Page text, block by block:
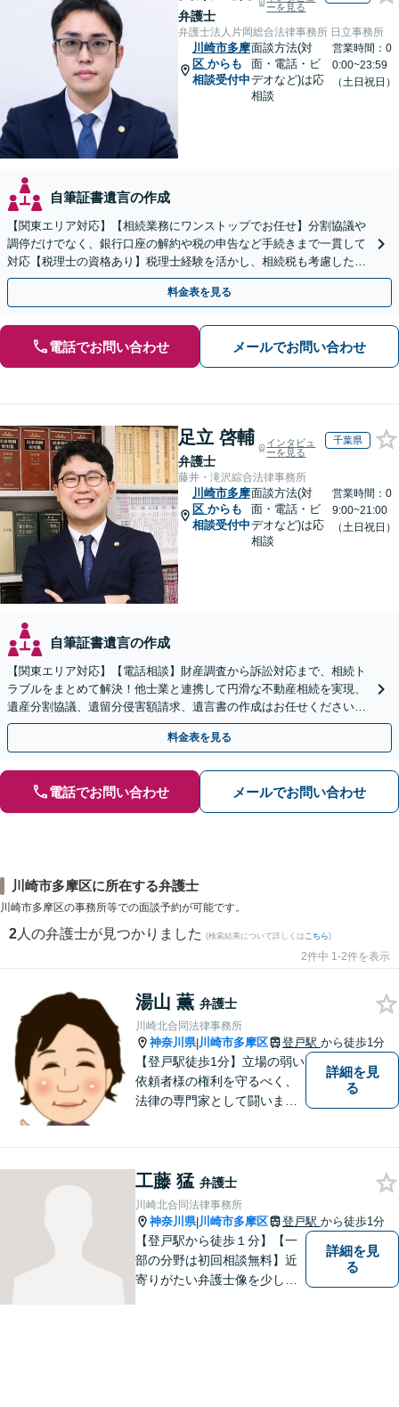
弁護士
ーを見る
弁護士法人片岡総合法律事務所 日立事務所
川崎市多摩
区 からも
相談受付中
面談方法(対
面・電話・ビ
デオなど)は応
相談
営業時間：0
0:00~23:59
（土日祝日）
自筆証書遺言の作成
【関東エリア対応】【相続業務にワンストップでお任せ】分割協議や
調停だけでなく、銀行口座の解約や税の申告など手続きまで一貫して
対応【税理士の資格あり】税理士経験を活かし、相続税も考慮した相
続手続きもお任せください【初回相談無料】生前贈与も対応
料金表を見る
電話でお問い合わせ メールでお問い合わせ
足立 啓輔
弁護士
インタビュ
ーを見る
千葉県
藤井・滝沢綜合法律事務所
川崎市多摩
区 からも
相談受付中
面談方法(対
面・電話・ビ
デオなど)は応
相談
営業時間：0
9:00~21:00
（土日祝日）
自筆証書遺言の作成
【関東エリア対応】【電話相談】財産調査から訴訟対応まで、相続ト
ラブルをまとめて解決！他士業と連携して円滑な不動産相続を実現、
遺産分割協議、遺留分侵害額請求、遺言書の作成はお任せください。
明確な料金体系【オンライン面談可能】
料金表を見る
電話でお問い合わせ メールでお問い合わせ
川崎市多摩区に所在する弁護士
川崎市多摩区の事務所等での面談予約が可能です。
2 人の弁護士が見つかりました (検索結果について詳しくは こちら)
2件中 1-2件を表示
湯山 薫 弁護士
川崎北合同法律事務所
神奈川県|川崎市多摩区 登戸駅 から徒歩1分
【登戸駅徒歩1分】立場の弱い
依頼者様の権利を守るべく、
法律の専門家として闘いま
件・刑事事件・労働事件な
ど、幅広く対応いたします。
詳細を見
る
工藤 猛 弁護士
川崎北合同法律事務所
神奈川県|川崎市多摩区 登戸駅 から徒歩1分
【登戸駅から徒歩１分】【一
部の分野は初回相談無料】近
寄りがたい弁護士像を少しで
詳細を見
る